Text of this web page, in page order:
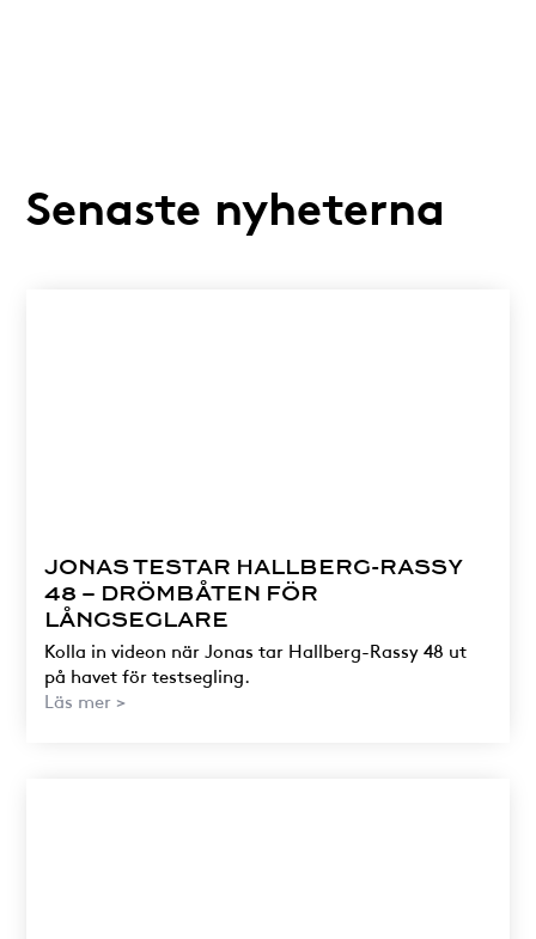
Senaste nyheterna
JONAS TESTAR HALLBERG-RASSY
48 – DRÖMBÅTEN FÖR
LÅNGSEGLARE
Kolla in videon när Jonas tar Hallberg-Rassy 48 ut
på havet för testsegling.
Läs mer >